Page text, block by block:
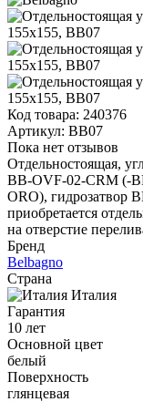
Код товара: 240376
Артикул: BB07
Пока нет отзывов
Отдельностоящая,
BB-OVF-02-CRM (-
ORO), гидрозатвор
приобретается
на отверстие
Бренд
Belbagno
Страна
Италия
Гарантия
10 лет
Основной цвет
белый
Поверхность
глянцевая